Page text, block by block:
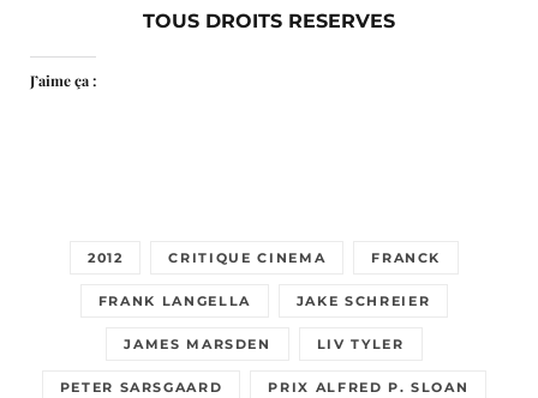
TOUS DROITS RESERVES
J’aime ça :
2012 CRITIQUE CINEMA FRANCK
FRANK LANGELLA JAKE SCHREIER
JAMES MARSDEN LIV TYLER
PETER SARSGAARD PRIX ALFRED P. SLOAN